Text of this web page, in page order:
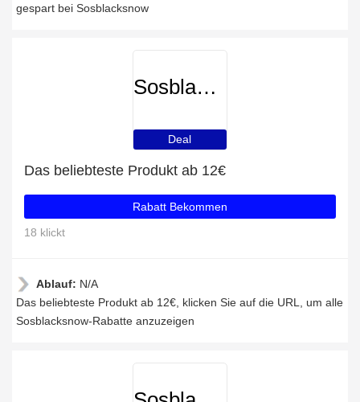
gespart bei Sosblacksnow
Sosblacksnow
Deal
Das beliebteste Produkt ab 12€
Rabatt Bekommen
18 klickt
Ablauf: N/A
Das beliebteste Produkt ab 12€, klicken Sie auf die URL, um alle
Sosblacksnow-Rabatte anzuzeigen